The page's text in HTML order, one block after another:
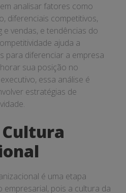
analisar fatores como
diferenciais competitivos,
e vendas, e tendências do
ajuda a
para diferenciar a empresa
sua posição no
essa análise é
estratégias de
é uma etapa
empresarial, pois a cultura da